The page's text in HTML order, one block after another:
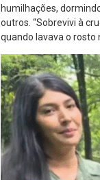
humilhações,
outros. “Sobrevivi à
quando lavava o rosto